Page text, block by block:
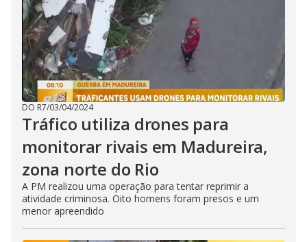
DO R7/03/04/2024
Tráfico utiliza drones para
monitorar rivais em Madureira,
zona norte do Rio
A PM realizou uma operação para tentar reprimir a
atividade criminosa. Oito homens foram presos e um
menor apreendido